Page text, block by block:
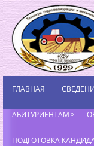
ГЛАВНАЯ
АБИТУРИЕНТАМ»
ПОДГОТОВКА